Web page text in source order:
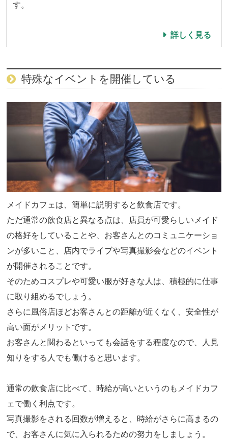
す。
詳しく見る
特殊なイベントを開催している
メイドカフェは、簡単に説明すると飲食店です。
ただ通常の飲食店と異なる点は、店員が可愛らしいメイド
の格好をしていることや、お客さんとのコミュニケーショ
ンが多いこと、店内でライブや写真撮影会などのイベント
が開催されることです。
そのためコスプレや可愛い服が好きな人は、積極的に仕事
に取り組めるでしょう。
さらに風俗店ほどお客さんとの距離が近くなく、安全性が
高い面がメリットです。
お客さんと関わるといっても会話をする程度なので、人見
知りをする人でも働けると思います。
通常の飲食店に比べて、時給が高いというのもメイドカフ
ェで働く利点です。
写真撮影をされる回数が増えると、時給がさらに高まるの
で、お客さんに気に入られるための努力をしましょう。